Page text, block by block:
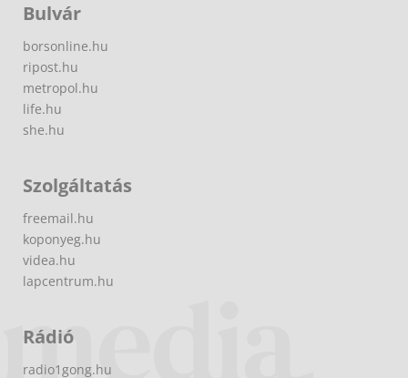
Bulvár
borsonline.hu
ripost.hu
metropol.hu
life.hu
she.hu
Szolgáltatás
freemail.hu
koponyeg.hu
videa.hu
lapcentrum.hu
Rádió
radio1gong.hu